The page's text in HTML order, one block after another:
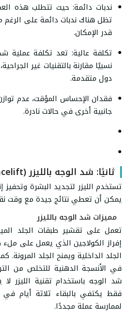
ندبات دائمة: حيث تتطلب هذه
تظل هناك ندبات دائمة على الرغم
قدر الإمكان.
تكلفة عالية: تعد تكلفة عملية
نسبيًا مقارنة بالتقنيات غير
دول متقدمة.
فقدان الإحساس المؤقت، عدم
جانبية أخرى في حالات نادرة.
ثانيًا: شد الوجه بالليزر (Laser Facelift)
تستخدم الليزر لتجديد البشرة وتحفيز
يمكن أن تعطي نتائج جيدة مع وقت
مميزات شد الوجه بالليزر
تعمل على تقشير طبقات الجلد
إفراز الكولاجين الذي يعمل على
الجلد الداخلية ويمنح الجلد
في الأنسجة الدهنية للتخلص من
شد الوجه باستخدام تقنية الليزر
فقط يكتفي بالبقاء ثلاثة أيام
لممارسة عملة مجددًا.